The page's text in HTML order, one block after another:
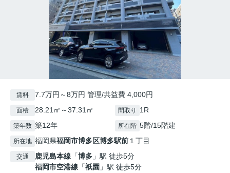
賃料 7.7万円～8万円 管理/共益費 4,000円
面積 28.21㎡～37.31㎡ 間取り 1R
築年数 築12年 所在階 5階/15階建
所在地 福岡県福岡市博多区博多駅前 １丁目
交通 鹿児島本線 「博多 」駅 徒歩5分
福岡市空港線 「祇園 」駅 徒歩5分